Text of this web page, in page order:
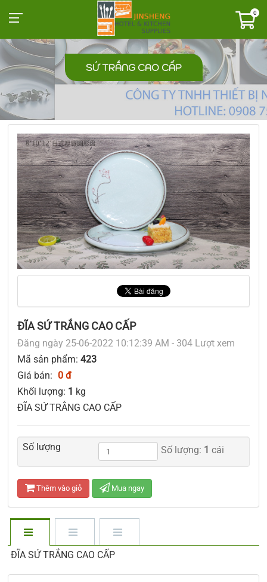
0
SỨ TRẮNG CAO CẤP
ĐĨA SỨ TRẮNG CAO CẤP
Đăng ngày 25-06-2022 10:12:39 AM - 304 Lượt xem
Mã sản phẩm: 423
Giá bán: 0 đ
Khối lượng: 1 kg
ĐĨA SỨ TRẮNG CAO CẤP
Số lượng Số lượng: 1 cái
Thêm vào giỏ Mua ngay
ĐĨA SỨ TRẮNG CAO CẤP